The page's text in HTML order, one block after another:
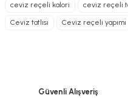
Ürün resmi kalitesiz, bozuk
Ürün açıklamasında eksik
ceviz reçeli kalori ceviz reçeli
Ceviz tatlısı Ceviz reçeli yapımı
Güvenli Alışveriş